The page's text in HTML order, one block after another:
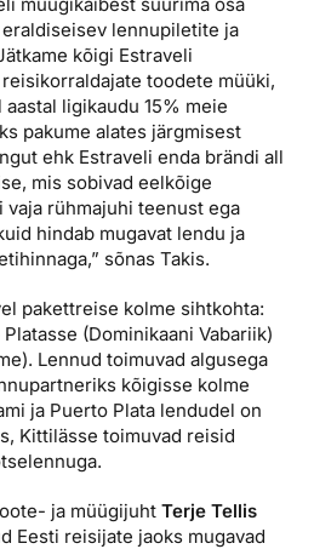
lennupiletite ja
kõigi Estraveli
toodete müüki,
ligikaudu 15% meie
pakume alates järgmisest
ehk Estraveli enda brändi all
mis sobivad eelkõige
rühmajuhi teenust ega
hindab mugavat lendu ja
sõnas Takis.
pakettreise kolme sihtkohta:
(Dominikaani Vabariik)
Lennud toimuvad algusega
kõigisse kolme
ja Puerto Plata lendudel on
Kittilässe toimuvad reisid
ja müügijuht Terje Tellis
Eesti reisijate jaoks mugavad